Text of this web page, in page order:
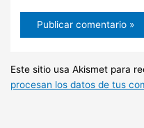
Este sitio usa Akismet para
procesan los datos de tus